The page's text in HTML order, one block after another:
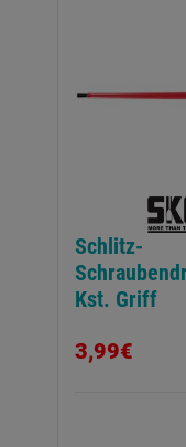
Schlitz-
Kst. Griff
3,99€